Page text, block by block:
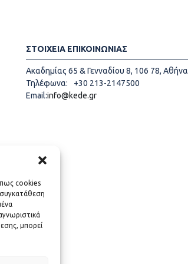
cookies
μπορεί
ΣΤΟΙΧΕΙΑ ΕΠΙΚΟΙΝΩΝΙΑΣ
Ακαδημίας 65 & Γενναδίου 8, 106 78, Αθήνα
Τηλέφωνα:
+30 213-2147500
Email:info@kede.gr